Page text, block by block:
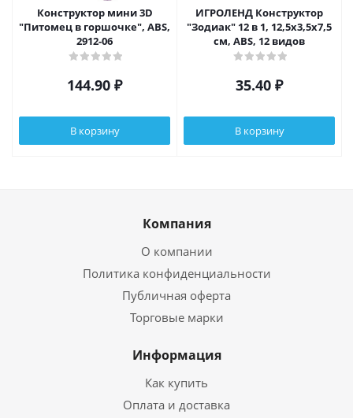
Конструктор мини 3D
"Питомец в горшочке", ABS,
2912-06
144.90 ₽
В корзину
ИГРОЛЕНД Конструктор
"Зодиак" 12 в 1, 12,5х3,5х7,5
см, ABS, 12 видов
35.40 ₽
В корзину
Компания
О компании
Политика конфиденциальности
Публичная оферта
Торговые марки
Информация
Как купить
Оплата и доставка